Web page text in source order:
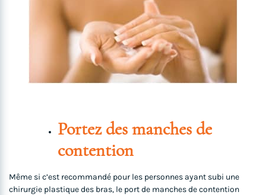
Portez des manches de
contention
Même si c’est recommandé pour les personnes ayant subi une
chirurgie plastique des bras, le port de manches de contention